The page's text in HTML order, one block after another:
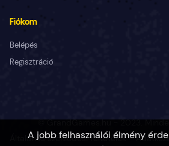
Fiókom
Belépés
Regisztráció
© GrandGames.hu - 2023.
Általános szerződési feltételek
A jobb felhasználói élmény